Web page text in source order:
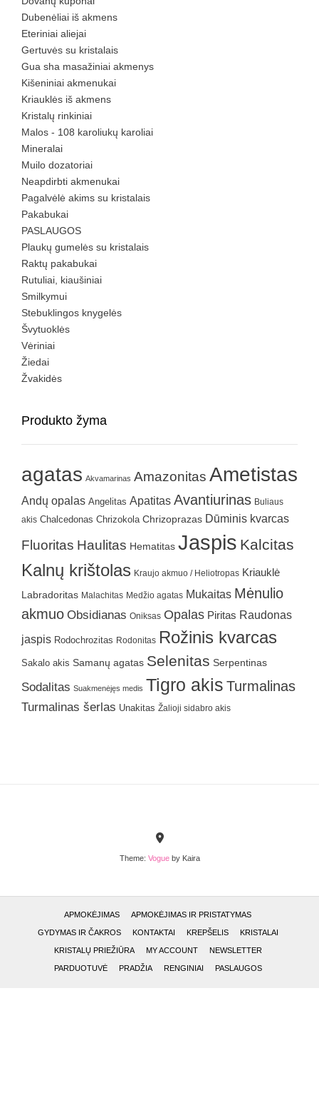
Dubenėliai iš akmens
Eteriniai aliejai
Gertuvės su kristalais
Gua sha masažiniai akmenys
Kišeniniai akmenukai
Kriauklės iš akmens
Kristalų rinkiniai
Malos - 108 karoliukų karoliai
Mineralai
Muilo dozatoriai
Neapdirbti akmenukai
Pagalvėlė akims su kristalais
Pakabukai
PASLAUGOS
Plaukų gumelės su kristalais
Raktų pakabukai
Rutuliai, kiaušiniai
Smilkymui
Stebuklingos knygelės
Švytuoklės
Vėriniai
Žiedai
Žvakidės
Produkto žyma
agatas Akvamarinas Amazonitas Ametistas
Andų opalas Angelitas Apatitas Avantiurinas Buliaus
akis Chalcedonas Chrizokola Chrizoprazas Dūminis kvarcas
Fluoritas Haulitas Hematitas Jaspis Kalcitas
Kalnų krištolas Kraujo akmuo / Heliotropas Kriauklė
Labradoritas Malachitas Medžio agatas Mukaitas Mėnulio
akmuo Obsidianas Oniksas Opalas Piritas Raudonas
jaspis Rodochrozitas Rodonitas Rožinis kvarcas
Sakalo akis Samanų agatas Selenitas Serpentinas
Sodalitas Suakmenėjęs medis Tigro akis Turmalinas
Turmalinas šerlas Unakitas Žalioji sidabro akis
Theme: Vogueby Kaira
APMOKĖJIMAS APMOKĖJIMAS IR PRISTATYMAS
GYDYMAS IR ČAKROS KONTAKTAI KREPŠELIS KRISTALAI
KRISTALŲ PRIEŽIŪRA MY ACCOUNT NEWSLETTER
PARDUOTUVĖ PRADŽIA RENGINIAI PASLAUGOS